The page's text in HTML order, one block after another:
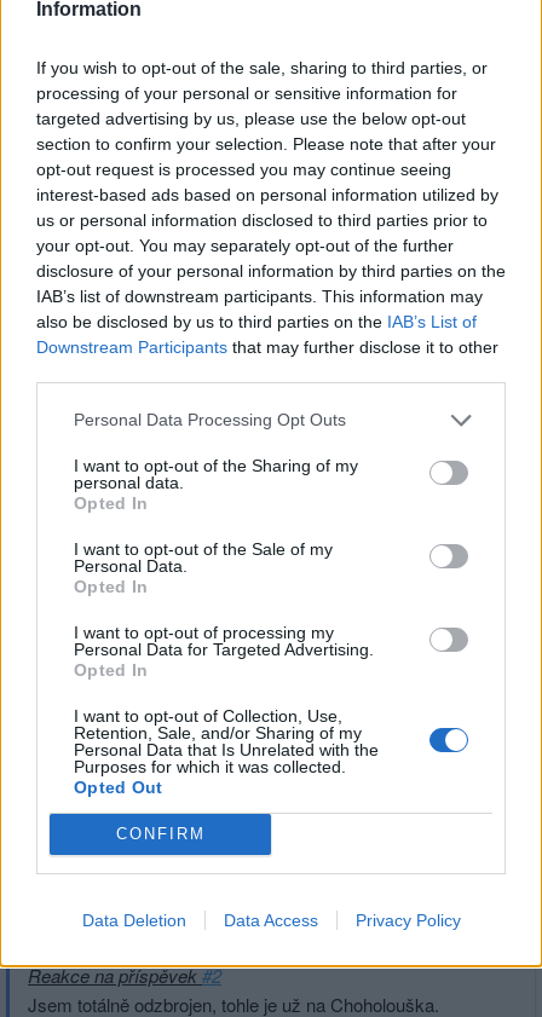
Information
If you wish to opt-out of the sale, sharing to third parties, or
processing of your personal or sensitive information for
targeted advertising by us, please use the below opt-out
section to confirm your selection. Please note that after your
opt-out request is processed you may continue seeing
interest-based ads based on personal information utilized by
us or personal information disclosed to third parties prior to
your opt-out. You may separately opt-out of the further
disclosure of your personal information by third parties on the
IAB’s list of downstream participants. This information may
also be disclosed by us to third parties on the IAB’s List of
Downstream Participants that may further disclose it to other
Personal Data Processing Opt Outs
I want to opt-out of the Sharing of my
personal data.
Opted In
I want to opt-out of the Sale of my
Personal Data.
Opted In
I want to opt-out of processing my
Personal Data for Targeted Advertising.
Opted In
I want to opt-out of Collection, Use,
Retention, Sale, and/or Sharing of my
Personal Data that Is Unrelated with the
Purposes for which it was collected.
Opted Out
CONFIRM
Data Deletion Data Access Privacy Policy
slavasak
rozeberem toto téma?
Přihlásit se a odpovědět
LuRy |Předmět:RE: RE: RE: Tepláky
na patu
22.12.15 03:05:10
Reakce na příspěvek#3
Jde o to ze nejake obleceni na patu neni rozhodne neco
co by melo byt v kategorii "Srazy".
Presouvam to do kategorie "Ostatní"
Přihlásit se a odpovědět
na patu
Reakce na příspěvek
Ze me nebo z slavasaka ? :D
Přihlásit se a odpovědět
ttomasek | Předmět:
RE: RE: Tepláky na
21.12.15 22:51:48
Reakce na příspěvek#2
Jsem totálně odzbrojen, tohle je už na Choholouška.